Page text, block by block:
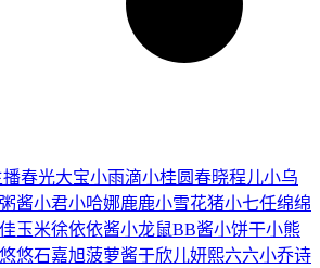
播春光大宝小雨滴小桂圆春晓程儿小乌
酱小君小哈娜鹿鹿小雪花猪小七任绵绵
玉米徐依依酱小龙鼠BB酱小饼干小熊
悠悠石嘉旭菠萝酱于欣儿妍熙六六小乔诗